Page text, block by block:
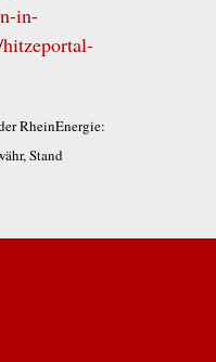
in-
RheinEnergie:
Stand